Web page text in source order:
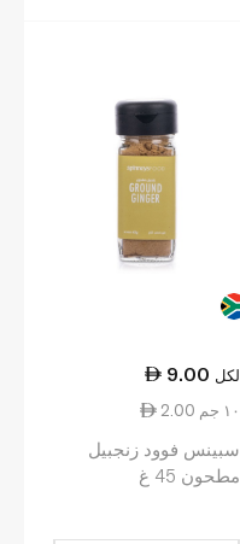
9.00 لكل
2.00 ١٠ جم
سبينس فوود زنجبيل
مطحون 45 غ